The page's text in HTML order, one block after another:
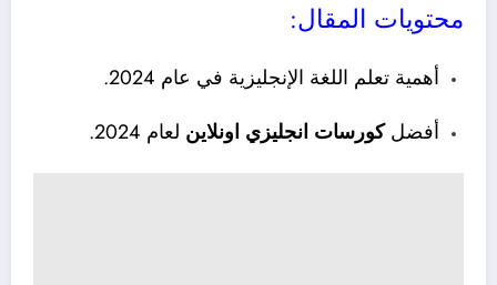
محتويات المقال:
أهمية تعلم اللغة الإنجليزية في عام 2024.
أفضلكورسات انجليزي اونلاين لعام 2024.